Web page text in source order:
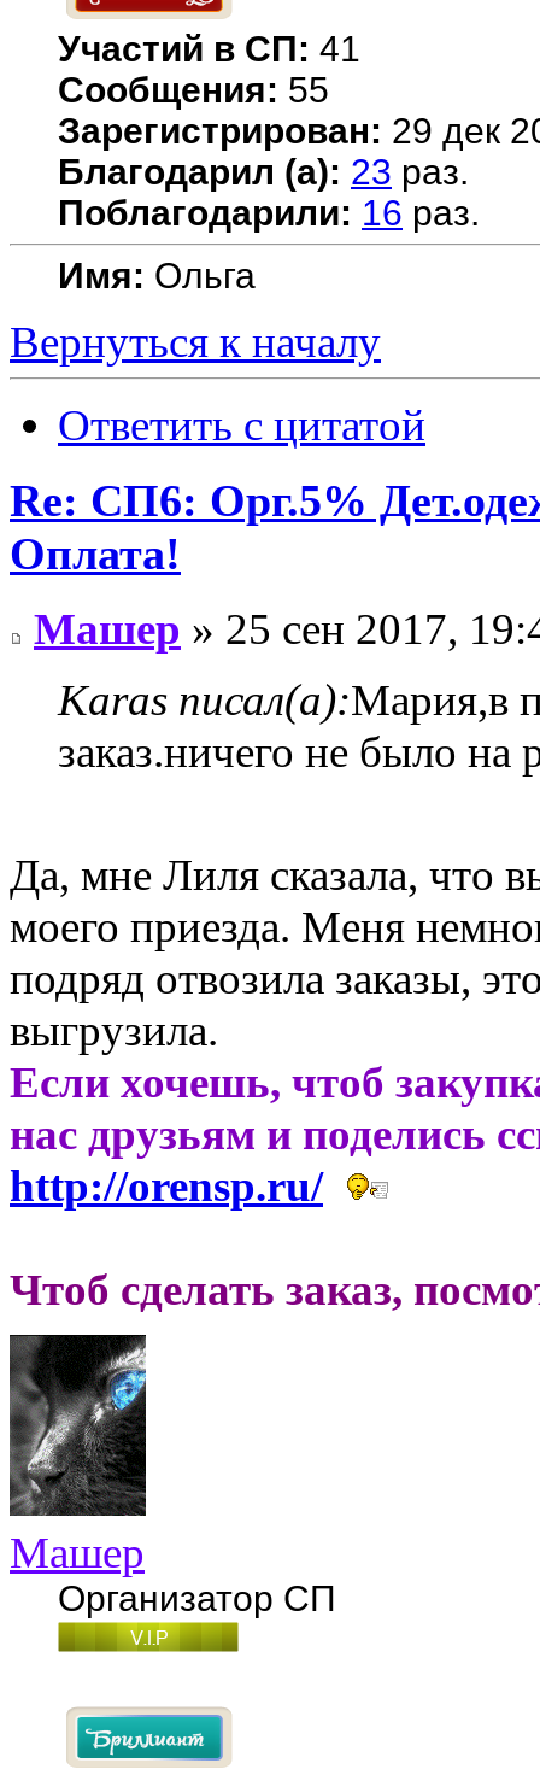
Участий в СП: 41
Сообщения: 55
Зарегистрирован: 29 дек
Благодарил (а): 23 раз.
Поблагодарили: 16 раз.
Имя: Ольга
Вернуться к началу
Ответить с цитатой
Re: СП6: Орг.5%
Оплата!
Машер » 25 сен 2017,
Karas писал(а):Мария,в
заказ.ничего не было на
Да, мне Лиля сказала, что
моего приезда. Меня
подряд отвозила заказы,
выгрузила.
Если хочешь, чтоб
нас друзьям и поделись
http://orensp.ru/
Чтоб сделать заказ,
Машер
Организатор СП